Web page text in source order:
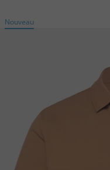
Nouveau